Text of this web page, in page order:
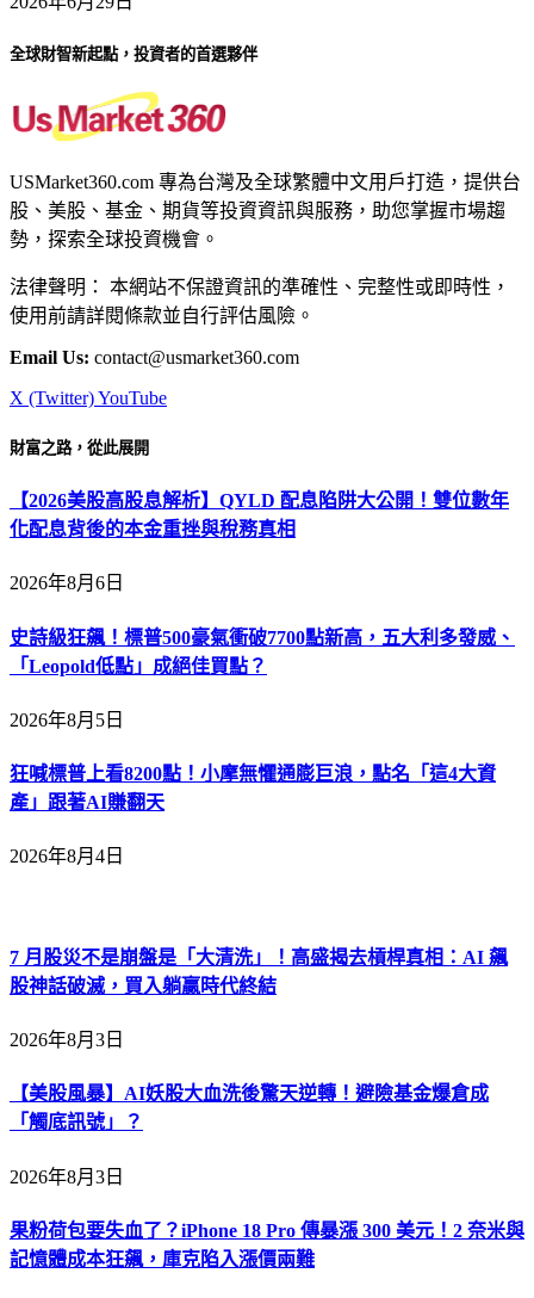
全球財智新起點，投資者的首選夥伴
USMarket360.com 專為台灣及全球繁體中文用戶打造，提供台
股、美股、基金、期貨等投資資訊與服務，助您掌握市場趨
勢，探索全球投資機會。
法律聲明： 本網站不保證資訊的準確性、完整性或即時性，
使用前請詳閱條款並自行評估風險。
Email Us: contact@usmarket360.com
X (Twitter)YouTube
財富之路，從此展開
【2026美股高股息解析】QYLD 配息陷阱大公開！雙位數年
化配息背後的本金重挫與稅務真相
2026年8月6日
史詩級狂飆！標普500豪氣衝破7700點新高，五大利多發威、
「Leopold低點」成絕佳買點？
2026年8月5日
狂喊標普上看8200點！小摩無懼通膨巨浪，點名「這4大資
產」跟著AI賺翻天
2026年8月4日
7 月股災不是崩盤是「大清洗」！高盛揭去槓桿真相：AI 飆
股神話破滅，買入躺贏時代終結
2026年8月3日
【美股風暴】AI妖股大血洗後驚天逆轉！避險基金爆倉成
「觸底訊號」？
2026年8月3日
果粉荷包要失血了？iPhone 18 Pro 傳暴漲 300 美元！2 奈米與
記憶體成本狂飆，庫克陷入漲價兩難